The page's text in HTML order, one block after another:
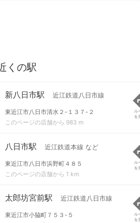
くの駅
新八日市駅 近江鉄道八日市線
東近江市八日市清水２-１３７-２
このページの店舗から 983 m
ル
を
八日市駅 近江鉄道本線 など
東近江市八日市浜野町４８５
このページの店舗から 1 km
ル
を
太郎坊宮前駅 近江鉄道八日市線
東近江市小脇町７５３-５
ル
を